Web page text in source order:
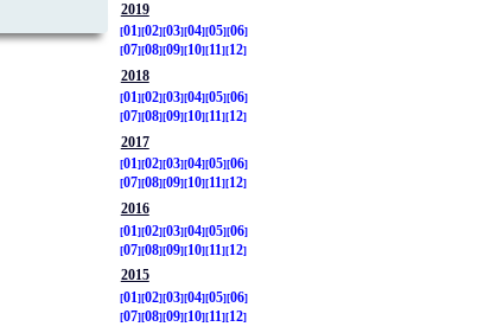
2019
01
02 03 04 05 06
07 08 09 10 11
12
2018
01 02 03 04 05 06
07 08 09 10 11 12
2017
01 02 03 04 05 06
07 08 09 10 11 12
2016
01
02 03 04 05 06
07 08 09 10 11
12
2015
01
02 03 04 05 06
07 08 09 10 11
12